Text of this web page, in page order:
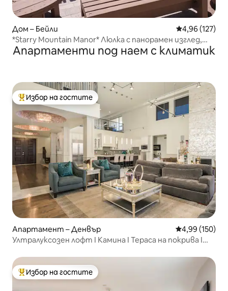
Дом – Бейли Средна
4,96 (127)
*Starry Mountain Manor* Люлка с панорамен изглед,
веранди, спа
Апартаменти под наем с климатик
Най-популярен избор на гостите
Избор на гостите
Апартамент – Денвър Средна
4,99 (150)
Ултралуксозен лофт I Камина I Тераса на покрива I
Най-популярен избор на гостите
Избор на гостите